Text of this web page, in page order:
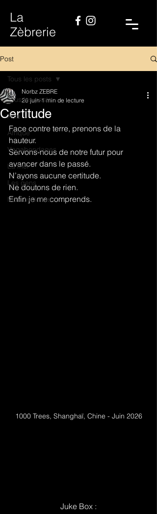
La
Zèbrerie
Post
Tous les posts
Asie
Afrique
Vagabondages
La mer
Les gens
Motocyclettes
Tous les posts
Certitude
Norbz ZEBRE
26 juin 1 min de lecture
Face contre terre, prenons de la
hauteur.
Servons-nous de notre futur pour
avancer dans le passé.
N’ayons aucune certitude.
Ne doutons de rien.
Enfin je me comprends.
1000 Trees, Shanghaï, Chine - Juin 2026
Juke Box :